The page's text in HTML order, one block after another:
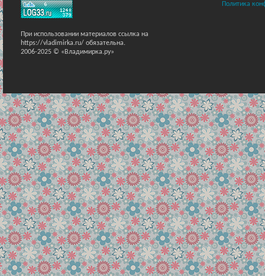
При использовании материалов ссылка на
https://vladimirka.ru/ обязательна.
2006-2025 © «Владимирка.ру»
Политика